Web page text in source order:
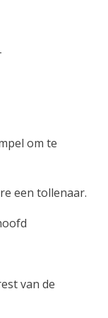
om te
een tollenaar.
van de